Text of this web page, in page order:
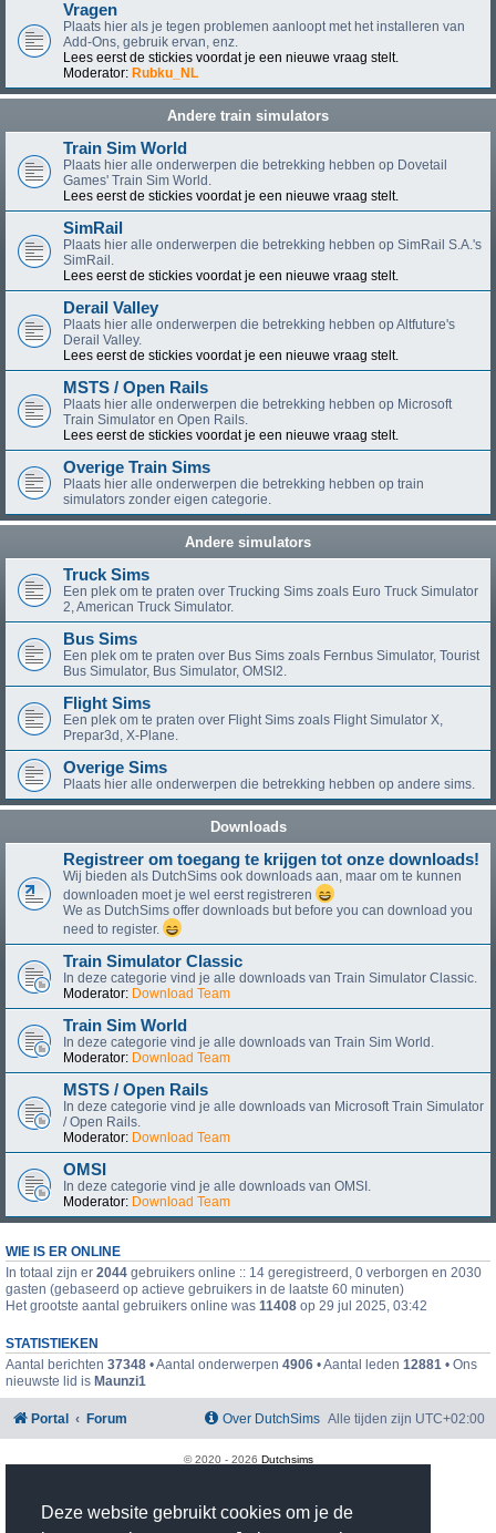
Deze website gebruikt cookies om je de
Vragen
Plaats hier als je tegen problemen aanloopt met het installeren van
Add-Ons, gebruik ervan, enz.
Lees eerst de stickies voordat je een nieuwe vraag stelt.
Moderator: Rubku_NL
Andere train simulators
Train Sim World
Plaats hier alle onderwerpen die betrekking hebben op Dovetail
Games' Train Sim World.
Lees eerst de stickies voordat je een nieuwe vraag stelt.
SimRail
Plaats hier alle onderwerpen die betrekking hebben op SimRail S.A.'s
SimRail.
Lees eerst de stickies voordat je een nieuwe vraag stelt.
Derail Valley
Plaats hier alle onderwerpen die betrekking hebben op Altfuture's
Derail Valley.
Lees eerst de stickies voordat je een nieuwe vraag stelt.
MSTS / Open Rails
Plaats hier alle onderwerpen die betrekking hebben op Microsoft
Train Simulator en Open Rails.
Lees eerst de stickies voordat je een nieuwe vraag stelt.
Overige Train Sims
Plaats hier alle onderwerpen die betrekking hebben op train
simulators zonder eigen categorie.
Andere simulators
Truck Sims
Een plek om te praten over Trucking Sims zoals Euro Truck Simulator
2, American Truck Simulator.
Bus Sims
Een plek om te praten over Bus Sims zoals Fernbus Simulator, Tourist
Bus Simulator, Bus Simulator, OMSI2.
Flight Sims
Een plek om te praten over Flight Sims zoals Flight Simulator X,
Prepar3d, X-Plane.
Overige Sims
Plaats hier alle onderwerpen die betrekking hebben op andere sims.
Downloads
Registreer om toegang te krijgen tot onze downloads!
Wij bieden als DutchSims ook downloads aan, maar om te kunnen
downloaden moet je wel eerst registreren
We as DutchSims offer downloads but before you can download you
need to register.
Train Simulator Classic
In deze categorie vind je alle downloads van Train Simulator Classic.
Moderator: Download Team
Train Sim World
In deze categorie vind je alle downloads van Train Sim World.
Moderator: Download Team
MSTS / Open Rails
In deze categorie vind je alle downloads van Microsoft Train Simulator
/ Open Rails.
Moderator: Download Team
OMSI
In deze categorie vind je alle downloads van OMSI.
Moderator: Download Team
WIE IS ER ONLINE
In totaal zijn er 2044 gebruikers online :: 14 geregistreerd, 0 verborgen en 2030
gasten (gebaseerd op actieve gebruikers in de laatste 60 minuten)
Het grootste aantal gebruikers online was 11408 op 29 jul 2025, 03:42
STATISTIEKEN
Aantal berichten 37348 • Aantal onderwerpen 4906 • Aantal leden 12881 • Ons
nieuwste lid is Maunzi1
Portal Forum Alle tijden zijn UTC+02:00
Over DutchSims
© 2020 - 2026 Dutchsims
phpBB Two Factor Authentication ©paul999